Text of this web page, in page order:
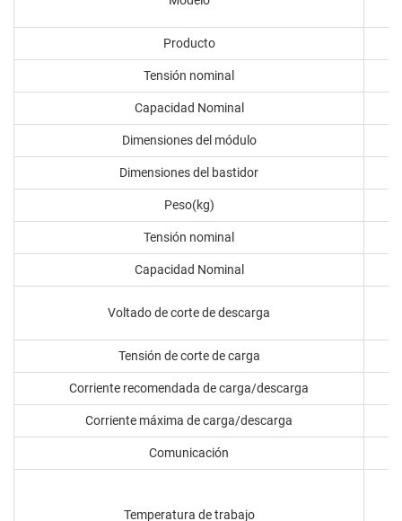
Producto
Tensión nominal
Capacidad Nominal
Dimensiones del módulo
Dimensiones del bastidor
Peso(kg)
Tensión nominal
Capacidad Nominal
Voltado de corte de descarga
Tensión de corte de carga
Corriente recomendada de carga/descarga
Corriente máxima de carga/descarga
Comunicación
Temperatura de trabajo